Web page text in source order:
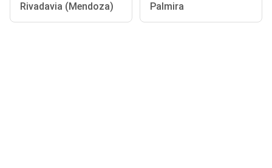
Rivadavia (Mendoza) Palmira